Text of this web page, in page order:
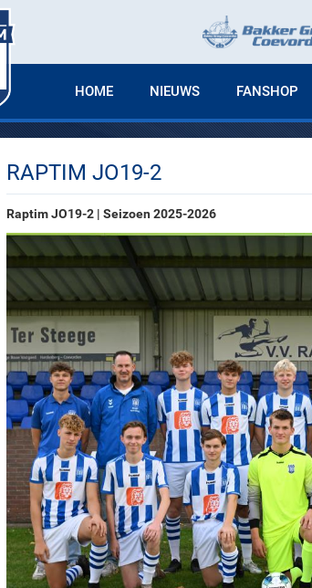
HOME NIEUWS FANSHOP
RAPTIM JO19-2
Raptim JO19-2 | Seizoen 2025-2026